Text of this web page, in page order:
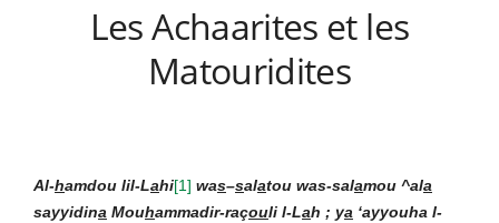
Les Achaarites et les
Matouridites
Al-hamdou lil-Lahi[1] was–salatou was-salamou ^ala
sayyidina Mouhammadir-raçouli l-Lah ; ya ‘ayyouha l-